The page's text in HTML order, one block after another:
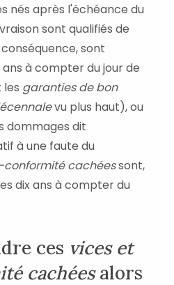
nés après l'échéance du
sont qualifiés de
sont
à compter du jour de
garanties de bon
vu plus haut), ou
dommages dit
à une faute du
conformité cachéessont,
dix ans à compter du
ces vices et
cachéesalors